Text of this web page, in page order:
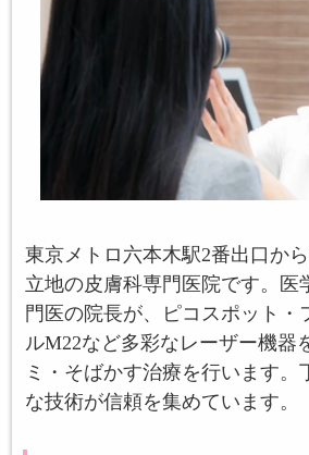
東京メトロ六本木駅2番出口か
立地の皮膚科専門医院です。医
門医の院長が、ピコスポット・
ルM22など多彩なレーザー機器
ミ・そばかす治療を行います。
な技術が信頼を集めています。